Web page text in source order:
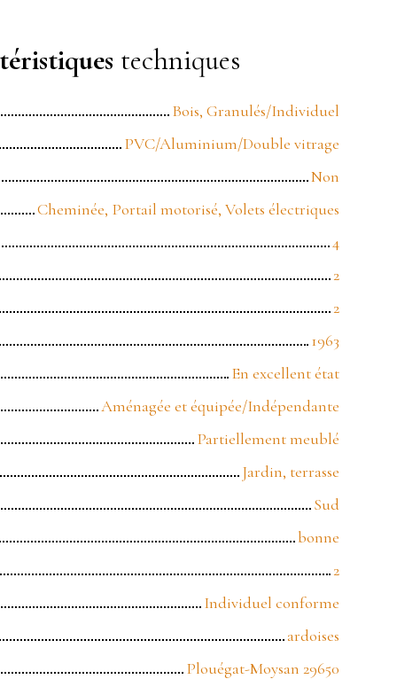
techniques
Bois, Granulés/Individuel
PVC/Aluminium/Double vitrage
Non
Cheminée, Portail motorisé, Volets électriques
4
2
2
1963
En excellent état
Aménagée et équipée/Indépendante
Partiellement meublé
Jardin, terrasse
Sud
bonne
2
Individuel conforme
ardoises
Plouégat-Moysan 29650